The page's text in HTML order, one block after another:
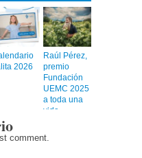
2026
Raúl Pérez,
premio
Fundación
UEMC 2025
a toda una
vida
mundo del
vino
comment.